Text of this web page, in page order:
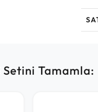
Setini Tamamla: